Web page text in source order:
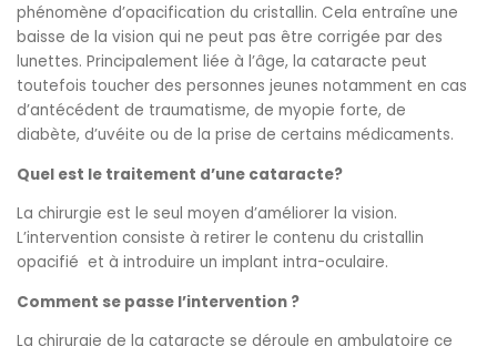
phénomène d’opacification du cristallin. Cela entraîne une
baisse de la vision qui ne peut pas être corrigée par des
lunettes. Principalement liée à l’âge, la cataracte peut
toutefois toucher des personnes jeunes notamment en cas
d’antécédent de traumatisme, de myopie forte, de
diabète, d’uvéite ou de la prise de certains médicaments.
Quel est le traitement d’une cataracte?
La chirurgie est le seul moyen d’améliorer la vision.
L’intervention consiste à retirer le contenu du cristallin
opacifié et à introduire un implant intra-oculaire.
Comment se passe l’intervention ?
La chirurgie de la cataracte se déroule en ambulatoire ce